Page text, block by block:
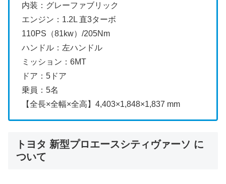
内装：グレーファブリック
エンジン：1.2L 直3ターボ
110PS（81kw）/205Nm
ハンドル：左ハンドル
ミッション：6MT
ドア：5ドア
乗員：5名
【全長×全幅×全高】4,403×1,848×1,837 mm
トヨタ 新型プロエースシティヴァーソ に
ついて